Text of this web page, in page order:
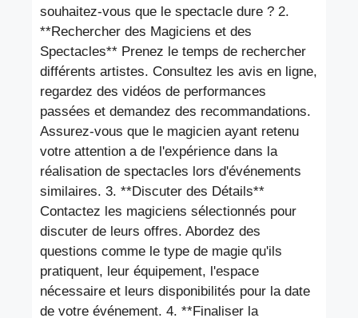
souhaitez-vous que le spectacle dure ? 2.
**Rechercher des Magiciens et des
Spectacles** Prenez le temps de rechercher
différents artistes. Consultez les avis en ligne,
regardez des vidéos de performances
passées et demandez des recommandations.
Assurez-vous que le magicien ayant retenu
votre attention a de l'expérience dans la
réalisation de spectacles lors d'événements
similaires. 3. **Discuter des Détails**
Contactez les magiciens sélectionnés pour
discuter de leurs offres. Abordez des
questions comme le type de magie qu'ils
pratiquent, leur équipement, l'espace
nécessaire et leurs disponibilités pour la date
de votre événement. 4. **Finaliser la